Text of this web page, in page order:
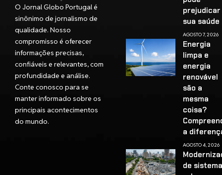
O Jornal Globo Portugal é
sinônimo de jornalismo de
qualidade. Nosso
compromisso é oferecer
informações precisas,
confiáveis e relevantes, com
profundidade e análise.
Conte conosco para se
manter informado sobre os
principais acontecimentos
do mundo.
prejudicar
sua
AGOSTO 7, 2026
Energia
limpa e
energia
renovável
são a
mesma
coisa?
a
AGOSTO 4, 2026
de